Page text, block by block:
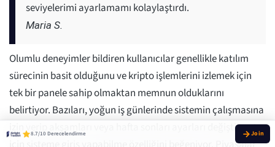
seviyelerimi ayarlamamı kolaylaştırdı.
Maria S.
Olumlu deneyimler bildiren kullanıcılar genellikle katılım
sürecinin basit olduğunu ve kripto işlemlerini izlemek için
tek bir panele sahip olmaktan memnun olduklarını
belirtiyor. Bazıları, yoğun iş günlerinde sistemin çalışmasına
izin verip akşamları veya hafta sonları ayarları değiştirmek
8.7/10 Derecelendirme